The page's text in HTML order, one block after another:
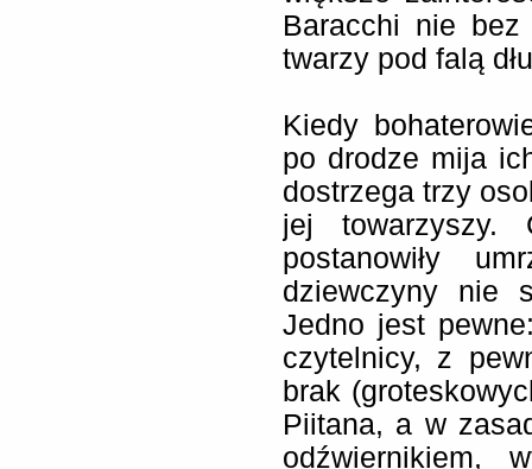
Baracchi nie bez
twarzy pod falą
Kiedy
po drodze mija
dostrzega trzy
jej towarzyszy.
postanowiły
dziewczyny nie
Jedno jest
czytelnicy, z
brak
Piitana, a w
odźwiernikiem,